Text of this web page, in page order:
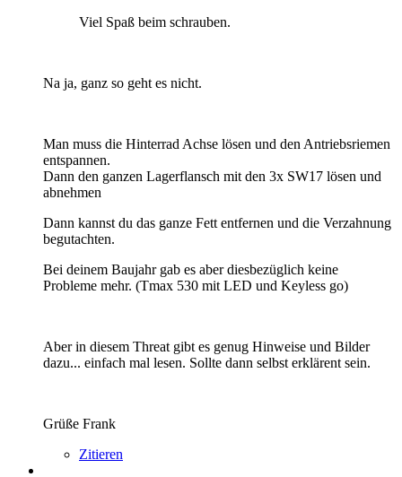
Viel Spaß beim schrauben.
Na ja, ganz so geht es nicht.
Man muss die Hinterrad Achse lösen und den Antriebsriemen
entspannen.
Dann den ganzen Lagerflansch mit den 3x SW17 lösen und
abnehmen
Dann kannst du das ganze Fett entfernen und die Verzahnung
begutachten.
Bei deinem Baujahr gab es aber diesbezüglich keine
Probleme mehr. (Tmax 530 mit LED und Keyless go)
Aber in diesem Threat gibt es genug Hinweise und Bilder
dazu... einfach mal lesen. Sollte dann selbst erklärent sein.
Grüße Frank
Zitieren